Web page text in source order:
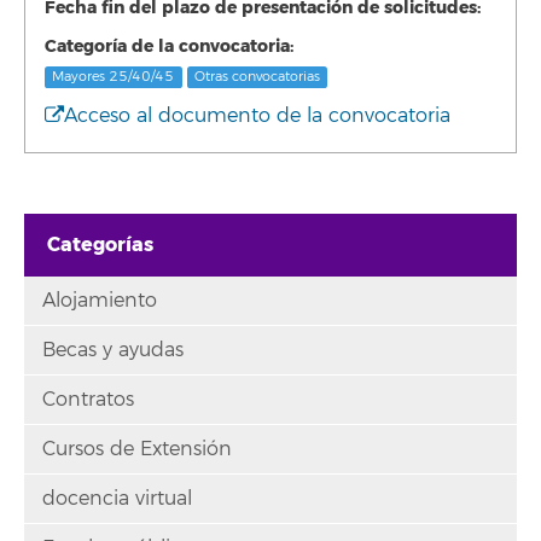
Fecha fin del plazo de presentación de solicitudes:
Categoría de la convocatoria:
Mayores 25/40/45 Otras convocatorias
Acceso al documento de la convocatoria
Categorías
Alojamiento
Becas y ayudas
Contratos
Cursos de Extensión
docencia virtual